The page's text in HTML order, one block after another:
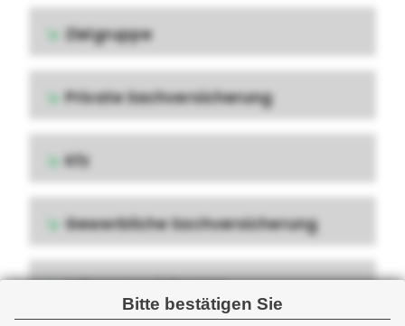
Bitte bestätigen Sie
Zielgruppe
Private Sachversicherung
Kfz
Gewerbliche Sachversicherung
Lebensversicherung